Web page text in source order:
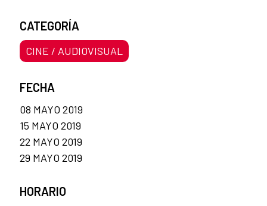
CATEGORÍA
CINE / AUDIOVISUAL
FECHA
08 MAYO 2019
15 MAYO 2019
22 MAYO 2019
29 MAYO 2019
HORARIO